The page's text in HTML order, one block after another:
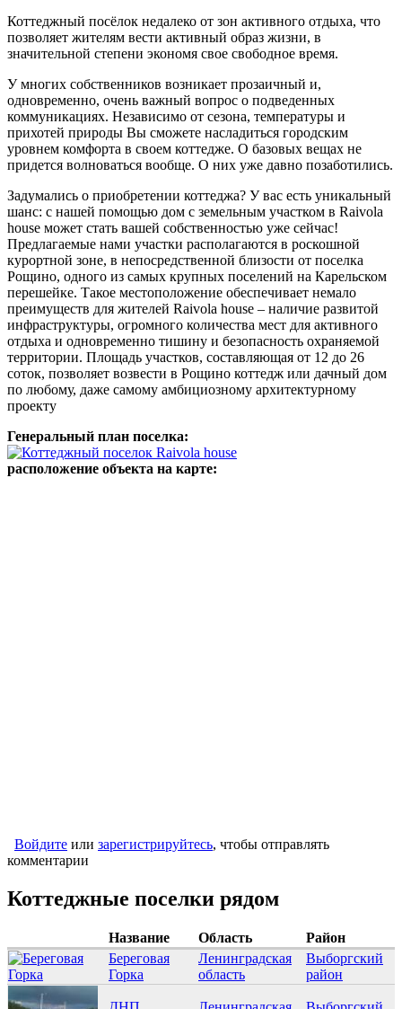
Коттеджный посёлок недалеко от зон активного отдыха, что
позволяет жителям вести активный образ жизни, в
значительной степени экономя свое свободное время.
У многих собственников возникает прозаичный и,
одновременно, очень важный вопрос о подведенных
коммуникациях. Независимо от сезона, температуры и
прихотей природы Вы сможете насладиться городским
уровнем комфорта в своем коттедже. О базовых вещах не
придется волноваться вообще. О них уже давно позаботились.
Задумались о приобретении коттеджа? У вас есть уникальный
шанс: с нашей помощью дом с земельным участком в Raivola
house может стать вашей собственностью уже сейчас!
Предлагаемые нами участки располагаются в роскошной
курортной зоне, в непосредственной близости от поселка
Рощино, одного из самых крупных поселений на Карельском
перешейке. Такое местоположение обеспечивает немало
преимуществ для жителей Raivola house – наличие развитой
инфраструктуры, огромного количества мест для активного
отдыха и одновременно тишину и безопасность охраняемой
территории. Площадь участков, составляющая от 12 до 26
соток, позволяет возвести в Рощино коттедж или дачный дом
по любому, даже самому амбициозному архитектурному
проекту
Генеральный план поселка:
расположение объекта на карте:
Войдите или зарегистрируйтесь, чтобы отправлять
комментарии
Коттеджные поселки рядом
Название Область
Район
Береговая
Горка
Ленинградская
область
Выборгский
район